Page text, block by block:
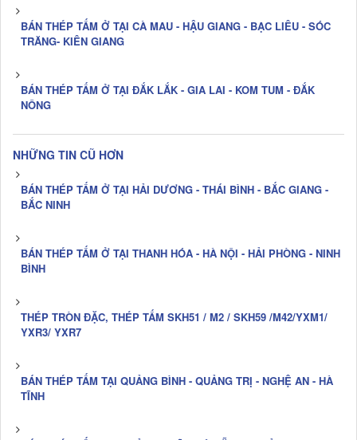
BÁN THÉP TẤM Ở TẠI CÀ MAU - HẬU GIANG - BẠC LIÊU - SÓC
TRĂNG- KIÊN GIANG
BÁN THÉP TẤM Ở TẠI ĐẮK LẮK - GIA LAI - KOM TUM - ĐẮK
NÔNG
NHỮNG TIN CŨ HƠN
BÁN THÉP TẤM Ở TẠI HẢI DƯƠNG - THÁI BÌNH - BẮC GIANG -
BẮC NINH
BÁN THÉP TẤM Ở TẠI THANH HÓA - HÀ NỘI - HẢI PHÒNG - NINH
BÌNH
THÉP TRÒN ĐẶC, THÉP TẤM SKH51 / M2 / SKH59 /M42/YXM1/
YXR3/ YXR7
BÁN THÉP TẤM TẠI QUẢNG BÌNH - QUẢNG TRỊ - NGHỆ AN - HÀ
TĨNH